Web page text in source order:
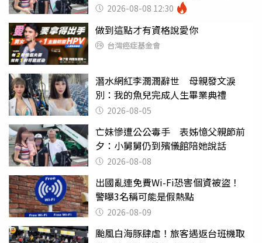
2026-08-08 12:30
做到這點才有資格說愛你
台灣癌症基金會
潛水網紅李潤潤辭世 母親發文淚
別：我的魚兒完成人生畢業典禮
2026-08-05
亡妹慘遭公公毒手 表姊憶父親節前
夕：小舅舅仍到殯儀館陪她說話
2026-08-08
出國亂連免費Wi-Fi恐害個資被盜！
警曝3名稱可能是假熱點
2026-08-09
颱風白海豚肆虐！旅客遇返台班機取